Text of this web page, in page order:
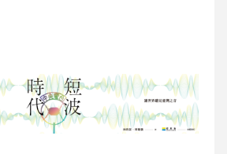
座，並擔任音樂以及劇場或視覺
作等及其他編選出版十本，歷年
節邀請詩人，作品同時廣為翻譯